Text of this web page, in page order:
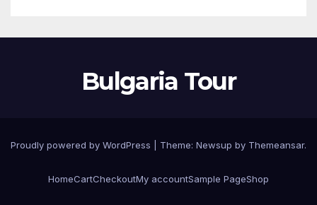
Bulgaria Tour
Proudly powered by WordPress Theme: Newsup by Themeansar.
HomeCartCheckoutMy accountSample PageShop